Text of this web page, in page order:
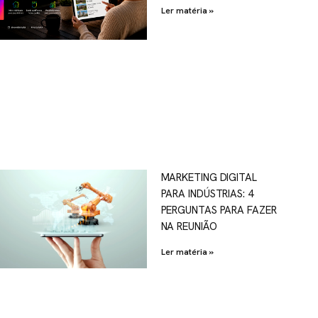
Ler matéria »
MARKETING DIGITAL
PARA INDÚSTRIAS: 4
PERGUNTAS PARA FAZER
NA REUNIÃO
Ler matéria »